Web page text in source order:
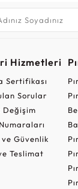
Hizmetleri
Sertifikası
Sorular
Değişim
Güvenlik
Teslimat